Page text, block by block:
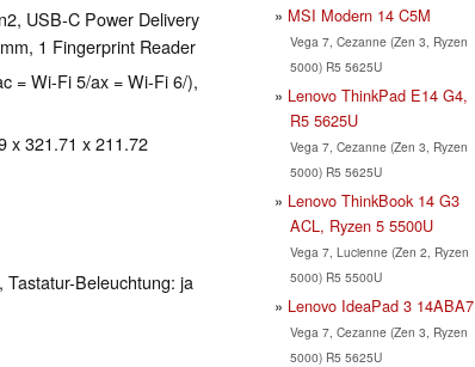
USB-C Power Delivery
1 Fingerprint Reader
= Wi-Fi 5/ax = Wi-Fi 6/),
x 321.71 x 211.72
Beleuchtung: ja
MSI Modern 14 C5M
Vega 7, Cezanne (Zen 3, Ryzen
5000) R5 5625U
Lenovo ThinkPad E14 G4,
R5 5625U
Vega 7, Cezanne (Zen 3, Ryzen
5000) R5 5625U
Lenovo ThinkBook 14 G3
ACL, Ryzen 5 5500U
Vega 7, Lucienne (Zen 2, Ryzen
5000) R5 5500U
Lenovo IdeaPad 3 14ABA7
Vega 7, Cezanne (Zen 3, Ryzen
5000) R5 5625U